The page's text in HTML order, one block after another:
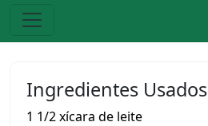
Ingredientes Usados
1 1/2 xícara de leite